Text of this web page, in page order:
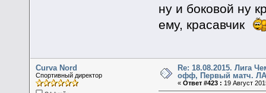
ну и боковой ну
ему, красавчик
Curva Nord
Спортивный директор
Re: 18.08.2015. Лига
офф, Первый матч.
«Ответ #423 : 19 Август